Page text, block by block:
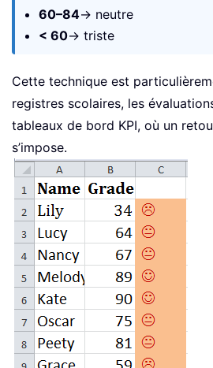
60–84→ neutre
< 60→ triste
Cette technique est
registres scolaires, les
tableaux de bord KPI, où un
s’impose.